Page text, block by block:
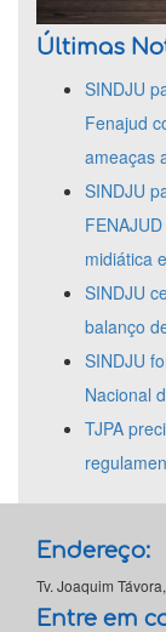
Últimas
SINDJU
Fenajud
ameaças
SINDJU
midiática
SINDJU
balanço
SINDJU
Nacional
TJPA
Endereço:
Tv. Joaquim
Entre em